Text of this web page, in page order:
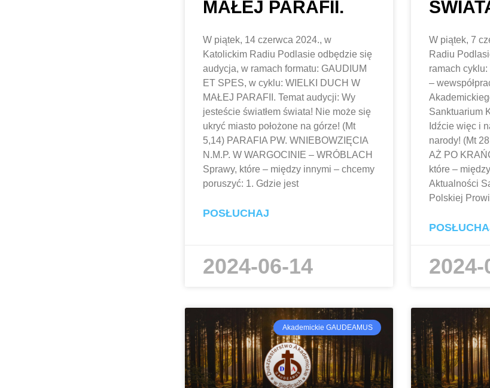
MAŁEJ PARAFII.
W piątek, 14 czerwca 2024., w
Katolickim Radiu Podlasie odbędzie się
audycja, w ramach formatu: GAUDIUM
ET SPES, w cyklu: WIELKI DUCH W
MAŁEJ PARAFII. Temat audycji: Wy
jesteście światłem świata! Nie może się
ukryć miasto położone na górze! (Mt
5,14) PARAFIA PW. WNIEBOWZIĘCIA
N.M.P. W WARGOCINIE – WRÓBLACH
Sprawy, które – między innymi – chcemy
poruszyć: 1. Gdzie jest
POSŁUCHAJ
2024-06-14
W piątek, 7
Radiu
ramach
–
Sanktuarium
Idźcie więc i
narody! (Mt
AŻ PO
które –
Aktualności
Polskiej
2024-
Akademickie GAUDEAMUS